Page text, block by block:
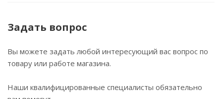
Задать вопрос
Вы можете задать любой интересующий вас вопрос по
товару или работе магазина.
Наши квалифицированные специалисты обязательно